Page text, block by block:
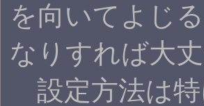
を向いてよじ
なりすれば大
設定方法は